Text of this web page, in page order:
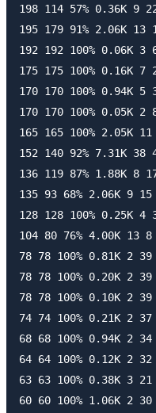
198 114 57% 0.36K 9
195 179 91% 2.06K 13
192 192 100% 0.06K 3
175 175 100% 0.16K 7
170 170 100% 0.94K 5
170 170 100% 0.05K
165 165 100% 2.05K
152 140 92% 7.31K
136 119 87% 1.88K 8
135 93 68% 2.06K 9 15
128 128 100% 0.25K 4
104 80 76% 4.00K 13
78 78 100% 0.81K 2 39
78 78 100% 0.20K 2
78 78 100% 0.10K 2
74 74 100% 0.21K 2
68 68 100% 0.94K 2 34
64 64 100% 0.12K 2
63 63 100% 0.38K 3 21
60 60 100% 1.06K 2 30